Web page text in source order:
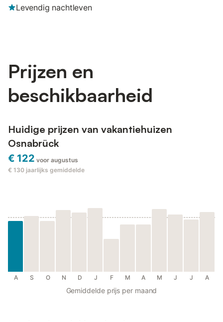
Levendig nachtleven
Prijzen en
beschikbaarheid
Huidige prijzen van vakantiehuizen
Osnabrück
€ 122 voor augustus
€ 130 jaarlijks gemiddelde
A S O N D J F M A M J J A
Gemiddelde prijs per maand